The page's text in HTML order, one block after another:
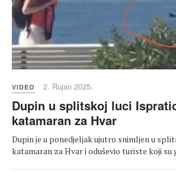
VIDEO 2. Rujan 2025.
Dupin u splitskoj luci
katamaran za Hvar
Dupin je u ponedjeljak ujutro snimljen u
katamaran za Hvar i oduševio turiste koji su